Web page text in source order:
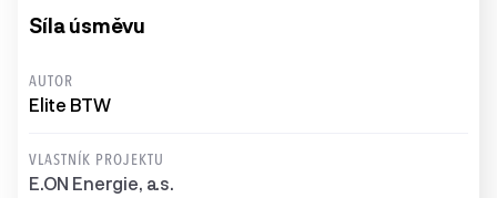
Síla úsměvu
AUTOR
Elite BTW
VLASTNÍK PROJEKTU
E.ON Energie, a.s.